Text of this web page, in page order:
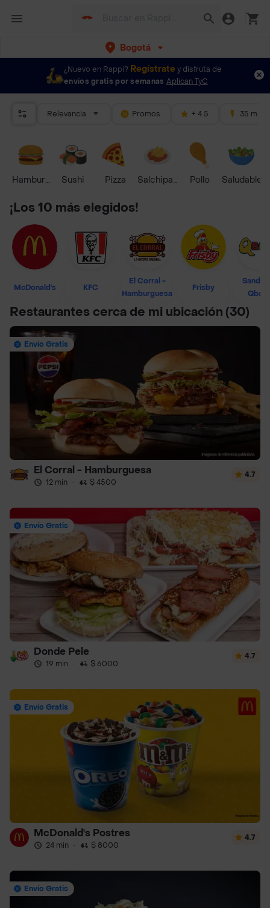
Bogotá
¿Nuevo en Rappi? Regístrate y disfruta de
envíos gratis por semanas Aplican TyC
Relevancia Promos + 4.5 35 mins
HamburguesaSushi Pizza Salchipapas Pollo Saludable
¡Los 10 más elegidos!
McDonald's KFC
El Corral -
Hamburguesa
Frisby
Restaurantes cerca de mi ubicación (30)
Envío Gratis
El Corral - Hamburguesa
12 min · $ 4500
4.7
Envío Gratis
Donde Pele
19 min · $ 6000
4.7
Envío Gratis
McDonald's Postres
24 min · $ 8000
4.7
Envío Gratis